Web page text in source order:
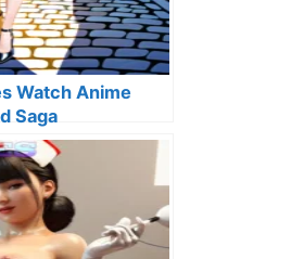
Watch Anime
Saga